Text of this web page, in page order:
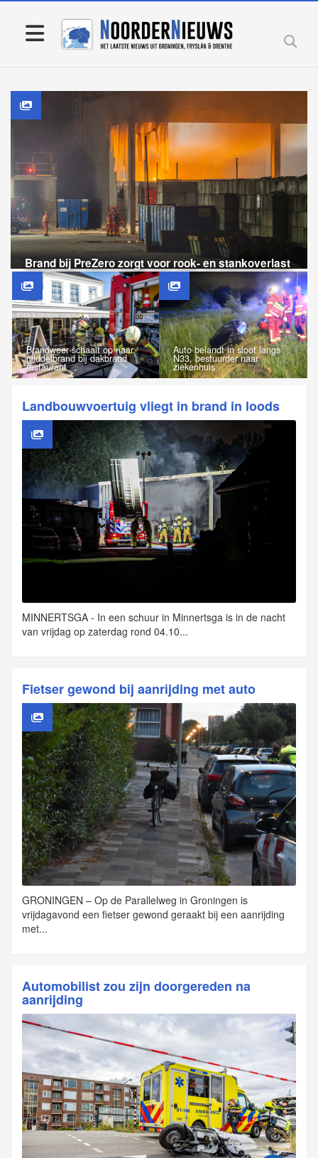
Brand bij PreZero zorgt voor rook- en stankoverlast
Brandweer schaalt op naar
middelbrand bij dakbrand
restaurant
Auto belandt in sloot langs
N33, bestuurder naar
ziekenhuis
Landbouwvoertuig vliegt in brand in loods
MINNERTSGA - In een schuur in Minnertsga is in de nacht
van vrijdag op zaterdag rond 04.10...
Fietser gewond bij aanrijding met auto
GRONINGEN – Op de Parallelweg in Groningen is
vrijdagavond een fietser gewond geraakt bij een aanrijding
met...
Automobilist zou zijn doorgereden na
aanrijding